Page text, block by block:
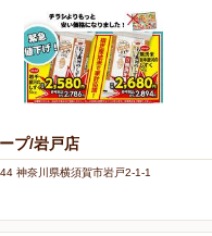
プ/岩戸店
神奈川県横須賀市岩戸2-1-1